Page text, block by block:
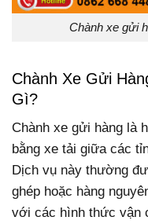
Chành xe gửi
Chành Xe Gửi
Gì?
Chành xe gửi hàng là
bằng xe tải giữa các
Dịch vụ này thường
ghép hoặc hàng
với các hình thức vận